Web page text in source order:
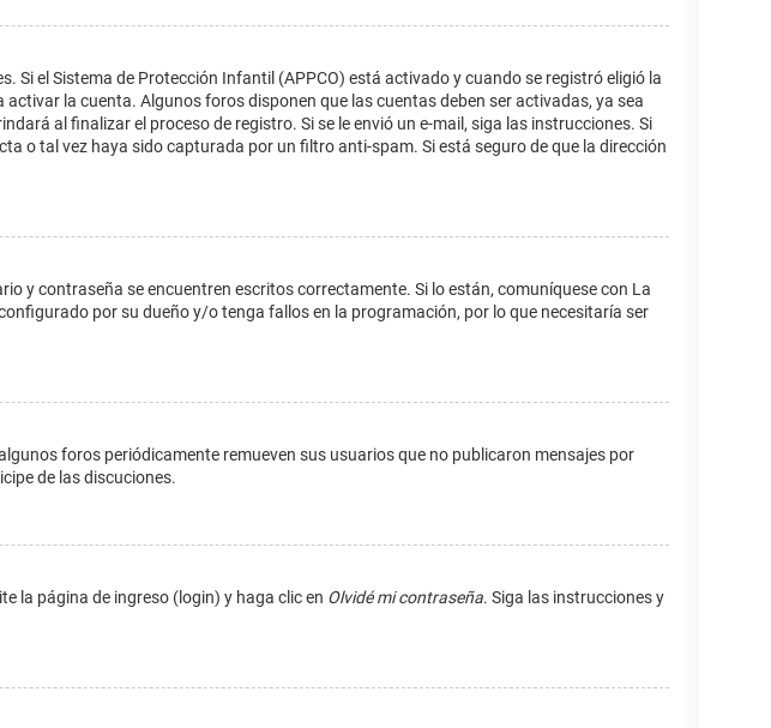
el Sistema de Protección Infantil (APPCO) está activado y cuando se registró eligió la
la cuenta. Algunos foros disponen que las cuentas deben ser activadas, ya sea
al finalizar el proceso de registro. Si se le envió un e-mail, siga las instrucciones. Si
o tal vez haya sido capturada por un filtro anti-spam. Si está seguro de que la dirección
y contraseña se encuentren escritos correctamente. Si lo están, comuníquese con La
por su dueño y/o tenga fallos en la programación, por lo que necesitaría ser
foros periódicamente remueven sus usuarios que no publicaron mensajes por
de las discuciones.
la página de ingreso (login) y haga clic en Olvidé mi contraseña. Siga las instrucciones y